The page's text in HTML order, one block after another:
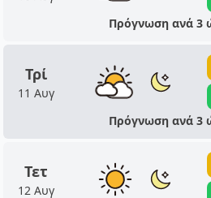
Πρόγνωση ανά 3
Τρί
11 Αυγ
Πρόγνωση ανά 3
Τετ
12 Αυγ